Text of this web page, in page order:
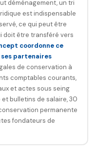
déménagement, un tri
est indispensable
ce qui peut être
doit être transféré vers
coordonne ce
partenaires
de conservation à
comptables courants,
et actes sous seing
et bulletins de salaire, 30
permanente
fondateurs de